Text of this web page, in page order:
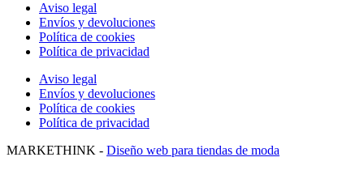
Aviso legal
Envíos y devoluciones
Política de cookies
Política de privacidad
Aviso legal
Envíos y devoluciones
Política de cookies
Política de privacidad
MARKETHINK - Diseño web para tiendas de moda